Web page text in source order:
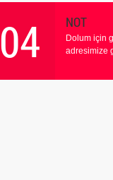
04 NOT
Dolum için
adresimize